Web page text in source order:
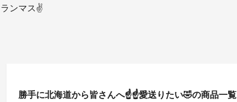
ンマス✌️
勝手に北海道から皆さんへ☝️☝️愛送りたい🤣の商品一覧